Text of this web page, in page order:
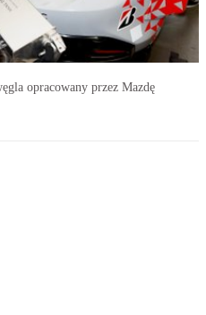
opracowany przez Mazdę